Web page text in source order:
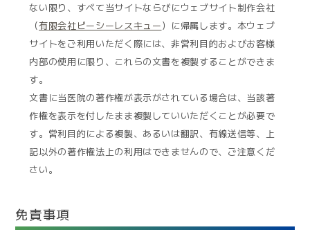
ない限り、すべて当サイトならびにウェブサイト制作会社
（有限会社ピーシーレスキュー）に帰属します。本ウェブ
サイトをご利用いただく際には、非営利目的およびお客様
内部の使用に限り、これらの文書を複製することができま
す。
文書に当医院の著作権が表示がされている場合は、当該著
作権を表示を付したまま複製していいただくことが必要で
す。営利目的による複製、あるいは翻訳、有線送信等、上
記以外の著作権法上の利用はできませんので、ご注意くだ
さい。
免責事項